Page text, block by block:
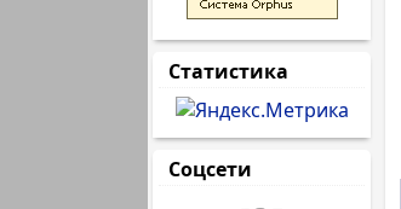
Статистика
Соцсети